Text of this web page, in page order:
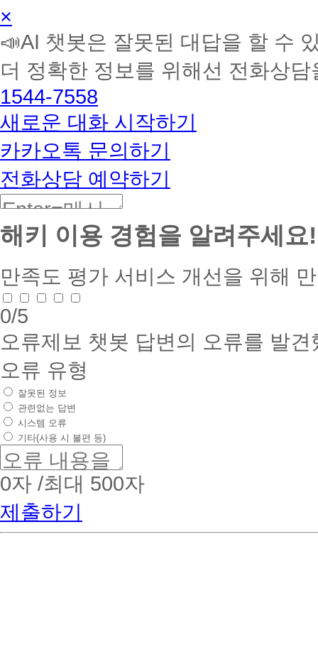
AI
학
습
토
커
BETA
×
📣AI 챗봇은 잘못된 대답을 할 수
더 정확한 정보를 위해선 전화상
1544-7558
새로운 대화 시작하기
카카오톡 문의하기
전화상담 예약하기
해키 이용 경험을 알려주세요!
만족도 평가 서비스 개선을 위해
0/5
오류제보 챗봇 답변의 오류를 발
오류 유형
잘못된 정보
관련없는 답변
시스템 오류
기타(사용 시 불편 등)
0자 /최대 500자
제출하기